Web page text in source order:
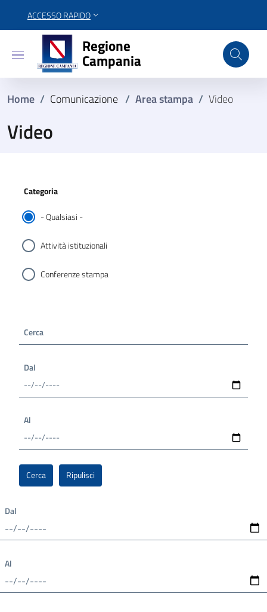
ACCESSO RAPIDO
Regione Campania
Regione
Campania
Home / Comunicazione / Area stampa / Video
Video
Categoria
- Qualsiasi -
Attività istituzionali
Conferenze stampa
Cerca
Dal
Al
Dal
Al